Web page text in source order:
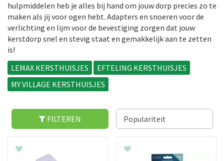
hulpmiddelen heb je alles bij hand om jouw dorp precies zo te
maken als jij voor ogen hebt. Adapters en snoeren voor de
verlichting en lijm voor de bevestiging zorgen dat jouw
kerstdorp snel en stevig staat en gemakkelijk aan te zetten
is!
LEMAX KERSTHUISJES
EFTELING KERSTHUISJES
MY VILLAGE KERSTHUISJES
FILTEREN